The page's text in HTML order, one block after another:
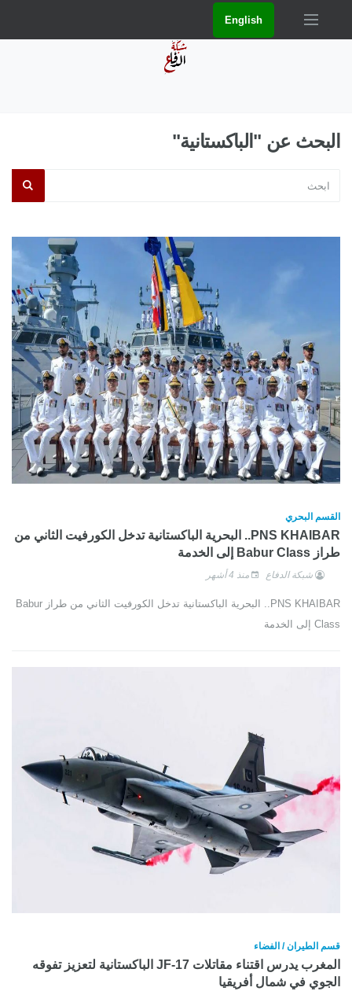
English
البحث عن "الباكستانية"
القسم البحري
PNS KHAIBAR.. البحرية الباكستانية تدخل الكورفيت الثاني من
طراز Babur Class إلى الخدمة
شبكة الدفاع منذ 4 أشهر
PNS KHAIBAR.. البحرية الباكستانية تدخل الكورفيت الثاني من طراز Babur
Class إلى الخدمة
قسم الطيران / الفضاء
المغرب يدرس اقتناء مقاتلات JF-17 الباكستانية لتعزيز تفوقه
الجوي في شمال أفريقيا